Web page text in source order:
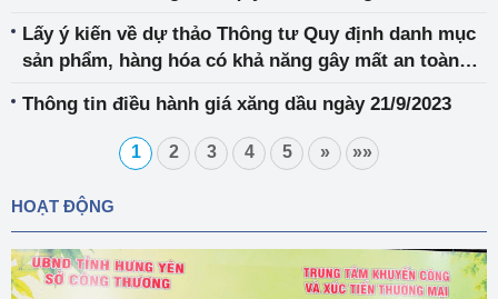
Lấy ý kiến về dự thảo Thông tư Quy định danh mục
sản phẩm, hàng hóa có khả năng gây mất an toàn
Thông tin điều hành giá xăng dầu ngày 21/9/2023
1 2 3 4 5 » »»
HOẠT ĐỘNG